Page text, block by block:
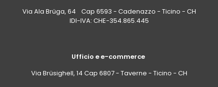
Via Ala Brüga, 64 Cap 6593 - Cadenazzo - Ticino - CH
IDI-IVA: CHE-354.865.445
Ufficio e e-commerce
Via Brüsighell, 14 Cap 6807 - Taverne - Ticino - CH